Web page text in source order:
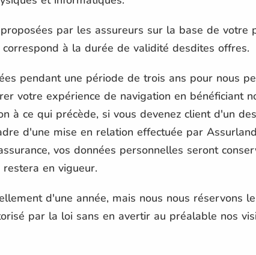
par les assureurs sur la base de votre
à la durée de validité desdites offres.
pendant une période de trois ans pour nous
votre expérience de navigation en bénéficiant
à ce qui précède, si vous devenez client d'un
d'une mise en relation effectuée par
vos données personnelles seront
en vigueur.
d'une année, mais nous nous réservons
par la loi sans en avertir au préalable nos